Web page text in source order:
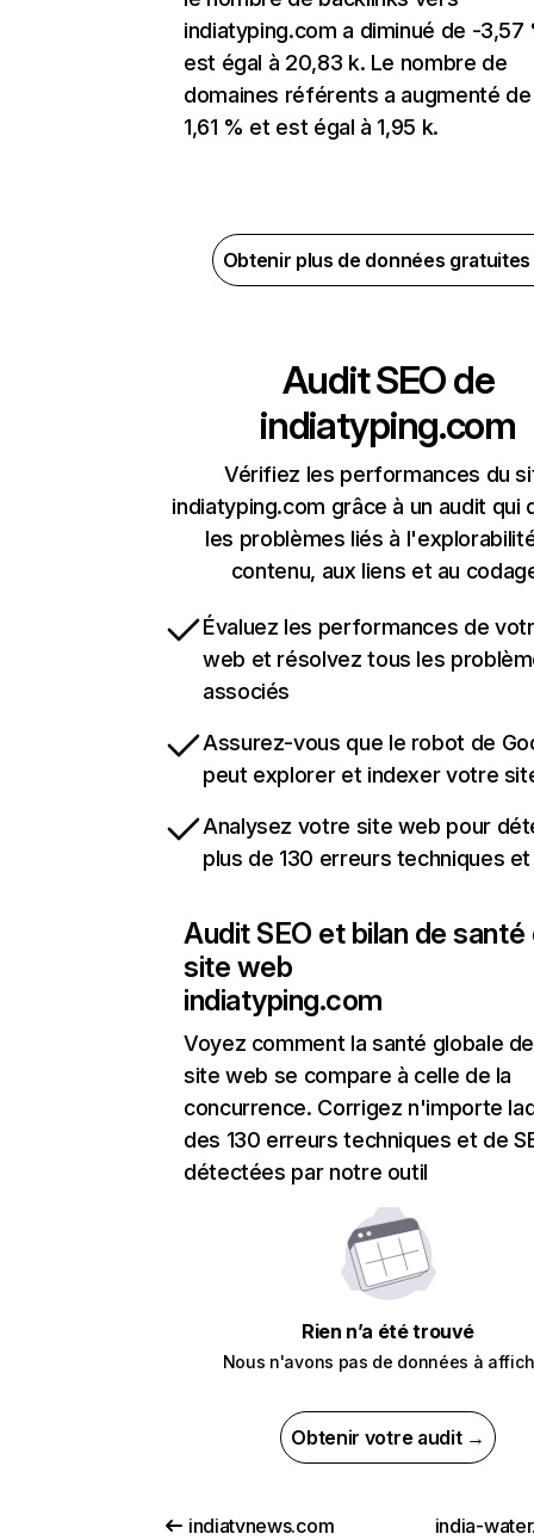
indiatyping.com a diminué de -3,57
est égal à 20,83 k. Le nombre de
domaines référents a augmenté de
1,61 % et est égal à 1,95 k.
Obtenir plus de données
Audit SEO de
indiatyping.com
Vérifiez les performances du
indiatyping.com grâce à un audit qui
les problèmes liés à
contenu, aux liens et au
Évaluez les performances de
web et résolvez tous les
associés
Assurez-vous que le robot de
peut explorer et indexer votre
Analysez votre site web pour
plus de 130 erreurs techniques et
Audit SEO et bilan de santé
site web
indiatyping.com
Voyez comment la santé globale
site web se compare à celle de la
concurrence. Corrigez n'importe
des 130 erreurs techniques et de
détectées par notre outil
Rien n’a été trouvé
Nous n'avons pas de données à
Obtenir votre audit →
indiatvnews.com india-